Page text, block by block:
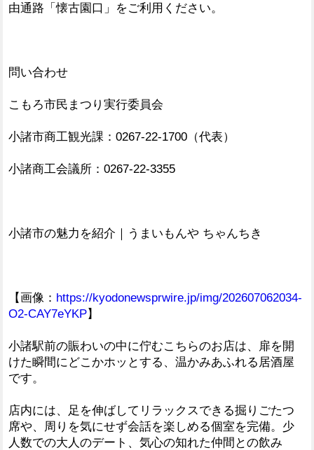
由通路「懐古園口」をご利用ください。
問い合わせ
こもろ市民まつり実行委員会
小諸市商工観光課：0267-22-1700（代表）
小諸商工会議所：0267-22-3355
小諸市の魅力を紹介｜うまいもんや ちゃんちき
【画像： https://kyodonewsprwire.jp/img/202607062034-
O2-CAY7eYKP】
小諸駅前の賑わいの中に佇むこちらのお店は、扉を開
けた瞬間にどこかホッとする、温かみあふれる居酒屋
です。
店内には、足を伸ばしてリラックスできる掘りごたつ
席や、周りを気にせず会話を楽しめる個室を完備。少
人数での大人のデート、気心の知れた仲間との飲み